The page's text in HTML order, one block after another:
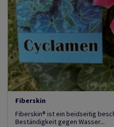
Fiberskin
Fiberskin® ist ein beidseitig
Beständigkeit gegen Wasser...